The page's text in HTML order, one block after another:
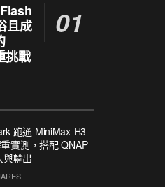
且成
挑戰
跑通 MiniMax-H3
實測，搭配 QNAP
與輸出